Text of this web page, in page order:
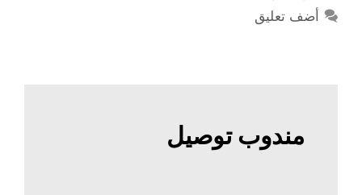
أضف تعليق
مندوب توصيل